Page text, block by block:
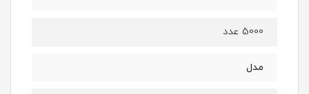
5000 عدد
مدل